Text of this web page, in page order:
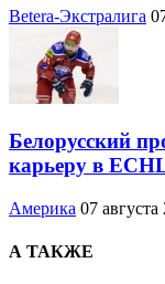
Betera-Экстралига
Белорусский
карьеру в
Америка 07
А ТАКЖЕ